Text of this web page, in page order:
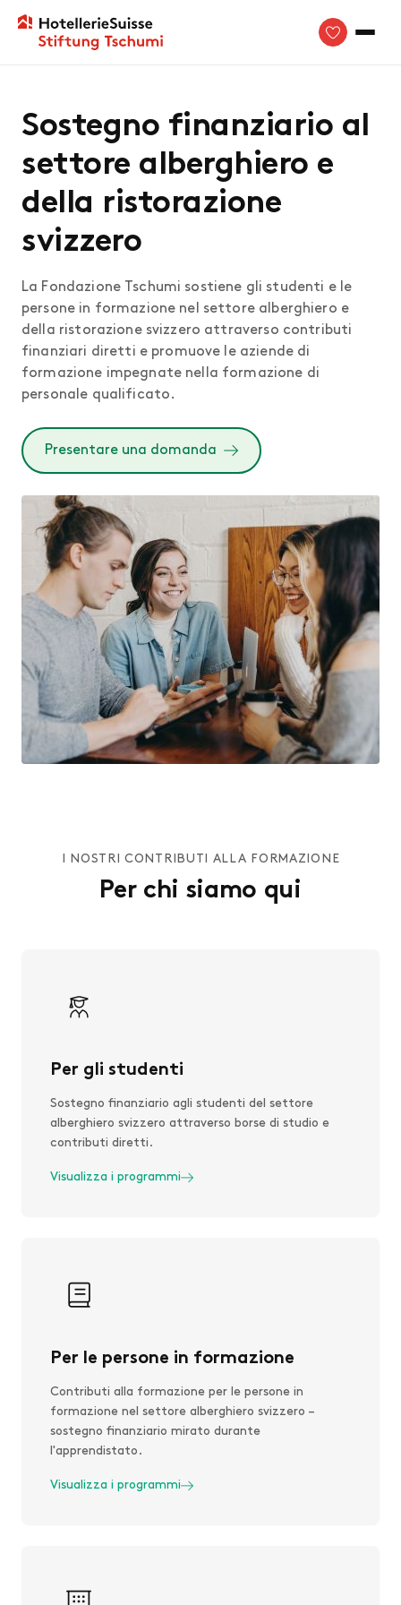
Sostegno finanziario al
settore alberghiero e
della ristorazione
svizzero
La Fondazione Tschumi sostiene gli studenti e le
persone in formazione nel settore alberghiero e
della ristorazione svizzero attraverso contributi
finanziari diretti e promuove le aziende di
formazione impegnate nella formazione di
personale qualificato.
Presentare una domanda
I NOSTRI CONTRIBUTI ALLA FORMAZIONE
Per chi siamo qui
Per gli studenti
Sostegno finanziario agli studenti del settore
alberghiero svizzero attraverso borse di studio e
contributi diretti.
Visualizza i programmi
Per le persone in formazione
Contributi alla formazione per le persone in
formazione nel settore alberghiero svizzero –
sostegno finanziario mirato durante
l'apprendistato.
Visualizza i programmi